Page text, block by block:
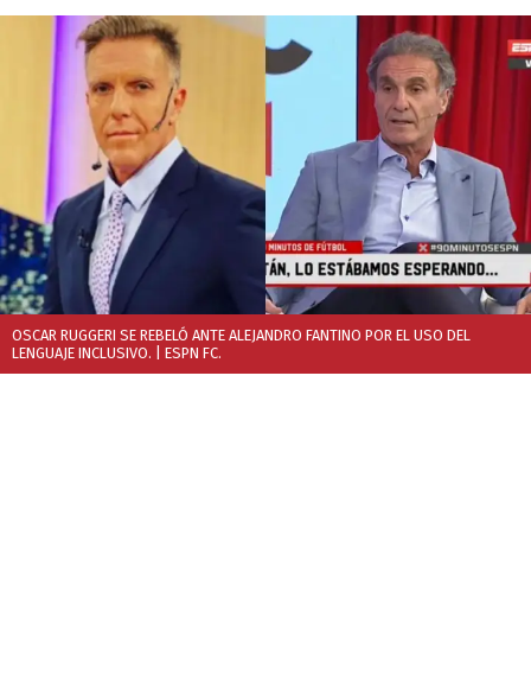
OSCAR RUGGERI SE REBELÓ ANTE ALEJANDRO FANTINO POR EL USO DEL
LENGUAJE INCLUSIVO. | ESPN FC.